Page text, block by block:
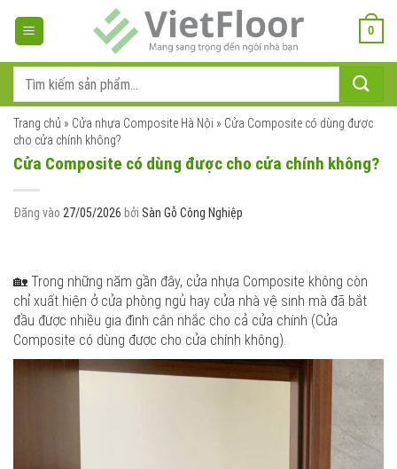
dung
0
kiếm:
Trang chủ » Cửa nhựa Composite Hà Nội » Cửa Composite có dùng được
cho cửa chính không?
Cửa Composite có dùng được cho cửa chính không?
Đăng vào 27/05/2026 bởi Sàn Gỗ Công Nghiệp
🏡 Trong những năm gần đây, cửa nhựa Composite không còn
chỉ xuất hiện ở cửa phòng ngủ hay cửa nhà vệ sinh mà đã bắt
đầu được nhiều gia đình cân nhắc cho cả cửa chính (Cửa
Composite có dùng được cho cửa chính không).